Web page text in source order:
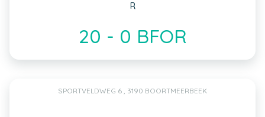
R
20 - 0 BFOR
SPORTVELDWEG 6 , 3190 BOORTMEERBEEK